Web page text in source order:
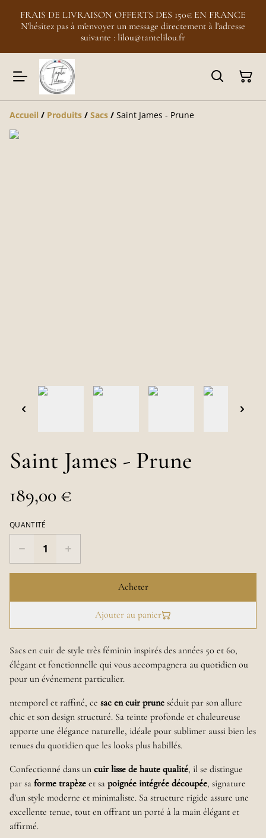
FRAIS DE LIVRAISON OFFERTS DES 150€ EN FRANCE
N'hésitez pas à m'envoyer un message directement à l'adresse
suivante : lilou@tantelilou.fr
Accueil / Produits / Sacs / Saint James - Prune
Saint James - Prune
189,00 €
QUANTITÉ
Acheter
Ajouter au panier
Sacs en cuir de style très féminin inspirés des années 50 et 60,
élégant et fonctionnelle qui vous accompagnera au quotidien ou
pour un événement particulier.
ntemporel et raffiné, ce sac en cuir prune séduit par son allure
chic et son design structuré. Sa teinte profonde et chaleureuse
apporte une élégance naturelle, idéale pour sublimer aussi bien les
tenues du quotidien que les looks plus habillés.
Confectionné dans un cuir lisse de haute qualité, il se distingue
par sa forme trapèze et sa poignée intégrée découpée, signature
d’un style moderne et minimaliste. Sa structure rigide assure une
excellente tenue, tout en offrant un porté à la main élégant et
affirmé.